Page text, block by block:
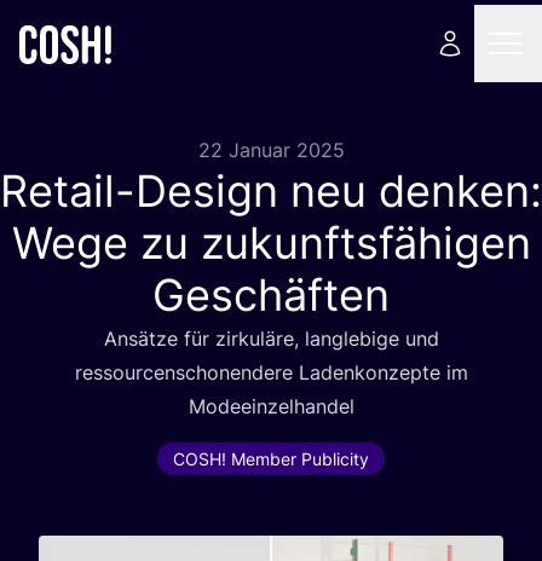
22 Januar 2025
Retail-Design neu denken:
Wege zu zukunftsfähigen
Geschäften
Ansät­ze für zir­ku­lä­re, lang­le­bi­ge und
res­sour­cen­scho­nen­de­re Laden­kon­zep­te im
Modeeinzelhandel
COSH! Member Publicity